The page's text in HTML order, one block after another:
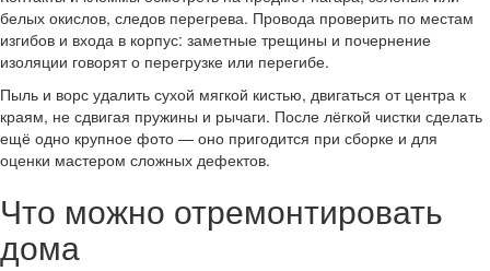
белых окислов, следов перегрева. Провода проверить по местам
изгибов и входа в корпус: заметные трещины и почернение
изоляции говорят о перегрузке или перегибе.
Пыль и ворс удалить сухой мягкой кистью, двигаться от центра к
краям, не сдвигая пружины и рычаги. После лёгкой чистки сделать
ещё одно крупное фото — оно пригодится при сборке и для
оценки мастером сложных дефектов.
Что можно отремонтировать
дома